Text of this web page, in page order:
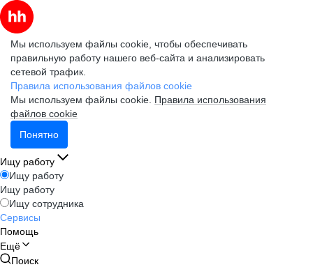
Мы используем файлы cookie, чтобы обеспечивать
правильную работу нашего веб-сайта и анализировать
сетевой трафик.
Правила использования файлов cookie
Мы используем файлы cookie. Правила использования
файлов cookie
Понятно
Ищу работу
Ищу работу
Ищу работу
Ищу сотрудника
Сервисы
Помощь
Ещё
Поиск